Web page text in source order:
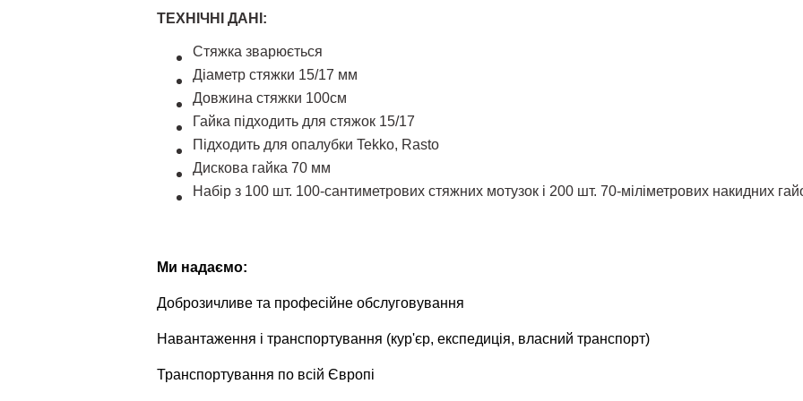
ТЕХНІЧНІ ДАНІ:
Стяжка зварюється
Діаметр стяжки 15/17 мм
Довжина стяжки 100см
Гайка підходить для стяжок 15/17
Підходить для опалубки Tekko, Rasto
Дискова гайка 70 мм
Набір з 100 шт. 100-сантиметрових стяжних мотузок і 200 шт. 70-міліметрових накидних
Ми надаємо:
Доброзичливе та професійне обслуговування
Навантаження і транспортування (кур'єр, експедиція, власний транспорт)
Транспортування по всій Європі